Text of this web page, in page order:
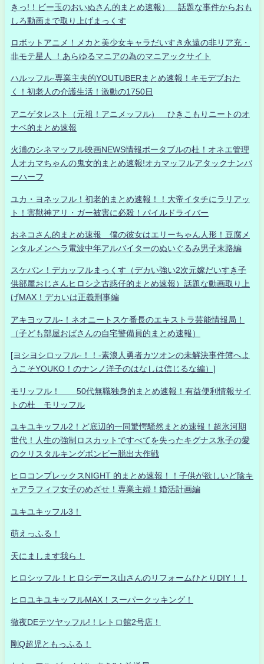
きっ!！ビー玉のおいぬさん的まとめ速報） 話題な事件からおも
しろ動画まで取り上げまっくす
ロボットアニメ！メカと美少女キャラだいすき永遠の非リア充・
非モテ星人 ！あらゆるマニアの為のマニアックサイト
ハルッフル-専業主夫的YOUTUBERまとめ速報！キモデブおた
く！初老人の介護生活！激動の1750日
アニゲタレスト（元祖！アニメッフル） ひきこもりニートのオ
ナベ的まとめ速報
火浦のシネマッフル映画NEWS情報ポータブルの杜！オネエ管理
人オカマちゃんの鬼女的まとめ速報!オカマッフルアタックナンバ
ーハーフ
ユカ・ヨネッフル！初老的まとめ速報！！大帝イタチにラリアッ
ト！害獣神アリ・ガー被害に必殺！パイルドライバー
おネコさん的まとめ速報 僕の彼女はエリーちゃん人形！豆腐メ
ンタルメンヘラ電波中年アルバイターのぬいぐるみ男子末路編
スケバン！デカッフルまっくす（デカい強い2次元嫁だいすき子
供部屋おじさんヒロシ之古惑仔的まとめ速報）話題な動画取り上
げMAX！デカいは正義刑事編
アキヨッフル-！ネオニートスケ番長のエキストラ芸能情報局！
（子ども部屋おばさんの自宅警備員的まとめ速報）
[ヨシヨシロッフル-！！-素浪人勇者カツオンの未解決事件簿へよ
うこそYOUKO！のナンノ洋子のはなしは信じるな編）]
モリッフル！ 50代無職独身的まとめ速報！有益便利情報サイ
トの杜 モリッフル
ユキユキッフル2！ど底辺的一同驚愕騒然まとめ速報！超氷河期
世代！人生の強制ロスカットですべてを失ったキグナス氷子の愛
のクリスタルキングボンビー脱出大作戦
ヒロコンプレックスNIGHT 的まとめ速報！！子供が欲しいど陰キ
ャアラフィフ女子のめざせ！専業主婦！婚活計画編
ユキユキッフル3！
萌えっふる！
天にまします我ら！
ヒロシッフル！ヒロシデース山さんのリフォームひとりDIY！！
ヒロユキユキッフルMAX！スーパークッキング！
徹夜DEテツヤッフル!！レトロ館2号店！
剛Q超児ともっふる！